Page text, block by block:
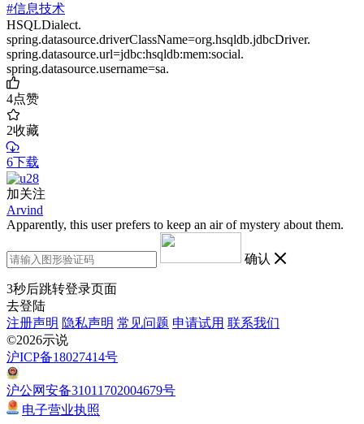
#信息技术
HSQLDialect.
spring.datasource.driverClassName=org.hsqldb.jdbcDriver.
spring.datasource.url=jdbc:hsqldb:mem:social.
spring.datasource.username=sa.
4点赞
2收藏
6下载
加关注
Arvind
Apparently, this user prefers to keep an air of mystery about them.
确认
3秒后跳转登录页面
去登陆
注册声明 隐私声明 常见问题 申请试用 联系我们
©2026示说
沪ICP备18027414号
沪公网安备31011702004679号
电子营业执照